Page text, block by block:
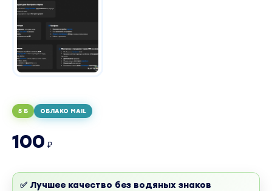
5 Б ОБЛАКО MAIL
100 ₽
✅ Лучшее качество без водяных знаков